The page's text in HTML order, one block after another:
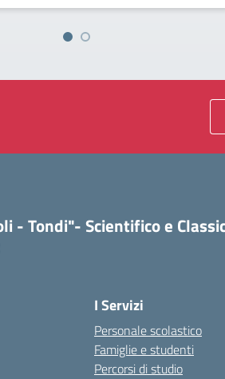
- Tondi"- Scientifico e
I Servizi
Personale scolastico
Famiglie e studenti
Percorsi di studio